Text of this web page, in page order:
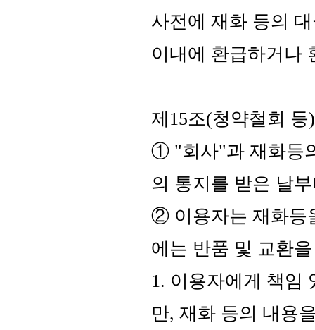
사전에 재화 등의
이내에 환급하거나
제15조(청약철회 등)
① "회사"과 재화등
의 통지를 받은 날
② 이용자는 재화등
에는 반품 및 교환
1. 이용자에게 책임
만, 재화 등의 내용